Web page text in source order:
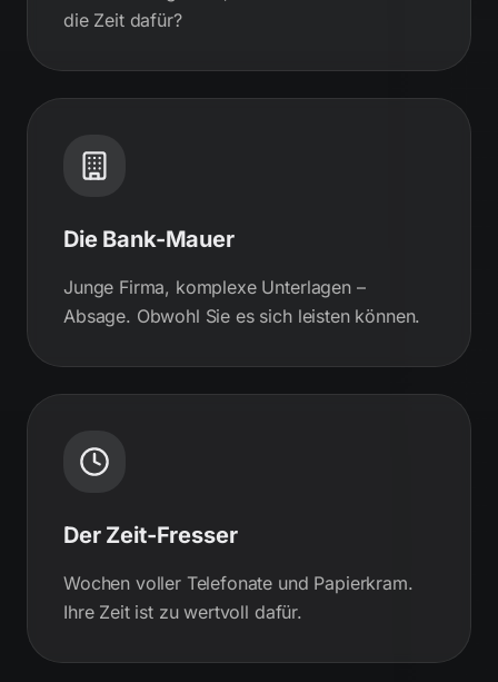
die Zeit dafür?
Die Bank-Mauer
Junge Firma, komplexe Unterlagen –
Absage. Obwohl Sie es sich leisten können.
Der Zeit-Fresser
Wochen voller Telefonate und Papierkram.
Ihre Zeit ist zu wertvoll dafür.